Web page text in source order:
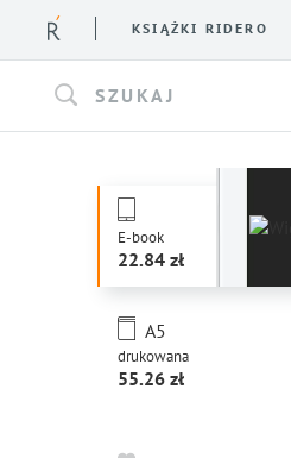
KSIĄŻKI RIDERO
SZUKAJ
E-book
22.84
drukowana
A5
55.26